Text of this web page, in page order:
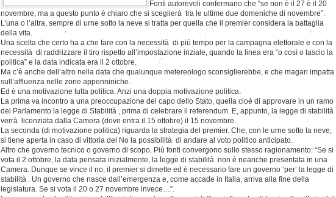
Fonti autorevoli confermano che “se non è il 27 è il 20
novembre, ma a questo punto è chiaro che si sceglierà tra le ultime due domeniche di novembre”.
L’una o l’altra, sempre di urne sotto la neve si tratta per quella che il premier considera la battaglia
della vita.
Una scelta che certo ha a che fare con la necessità di più tempo per la campagna elettorale e con la
necessità di raddrizzare il tiro rispetto all’impostazione inziale, quando la linea era “o così o lascio la
politica” e la data indicata era il 2 ottobre.
Ma c’è anche dell’altro nella data che qualunque metereologo sconsiglierebbe, e che magari impatta
sull’affluenza nelle zone appenniniche.
Ed è una motivazione tutta politica. Anzi una doppia motivazione politica.
La prima va incontro a una preoccupazione del capo dello Stato, quella cioè di approvare in un ramo
del Parlamento la legge di Stabilità , prima di celebrare il referendum. E, appunto, la legge di stabilità
verrà licenziata dalla Camera (dove entra il 15 ottobre) il 15 novembre.
La seconda (di motivazione politica) riguarda la strategia del premier. Che, con le urne sotto la neve,
si tiene aperta in caso di vittoria del No la possibilità di andare al voto politico anticipato.
Altro che governo tecnico o governo di scopo. Più fonti convergono sullo stesso ragionamento: “Se si
vota il 2 ottobre, la data pensata inizialmente, la legge di stabilità non è neanche presentata in una
Camera. Dunque se vince il no, il premier si dimette ed è necessario fare un governo ‘per’ la legge di
stabilità . Un governo che nasce dall’emergenza e, come accade in Italia, arriva alla fine della
legislatura. Se si vota il 20 o 27 novembre invece…”.